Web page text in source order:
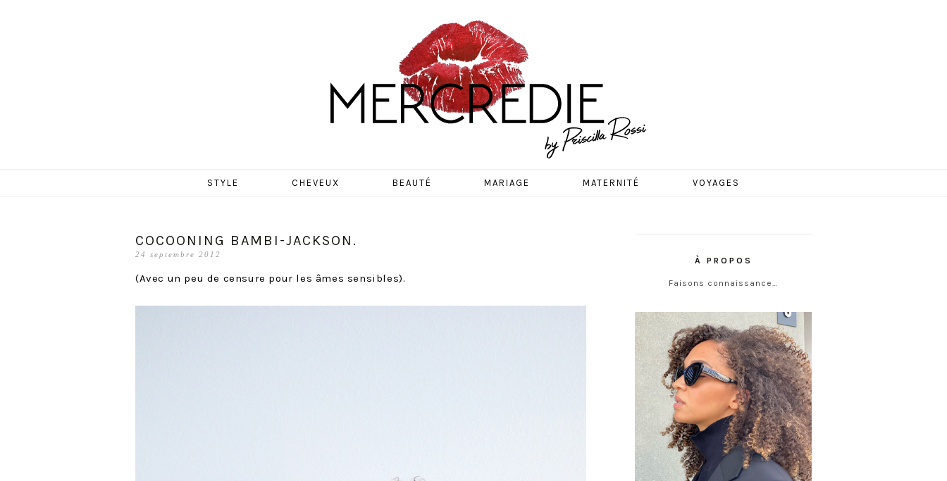
MERCREDIE
STYLE CHEVEUX BEAUTÉ MARIAGE MATERNITÉ VOYAGES
COCOONING BAMBI-JACKSON.
24 septembre 2012
(Avec un peu de censure pour les âmes sensibles).
À PROPOS
Faisons connaissance…